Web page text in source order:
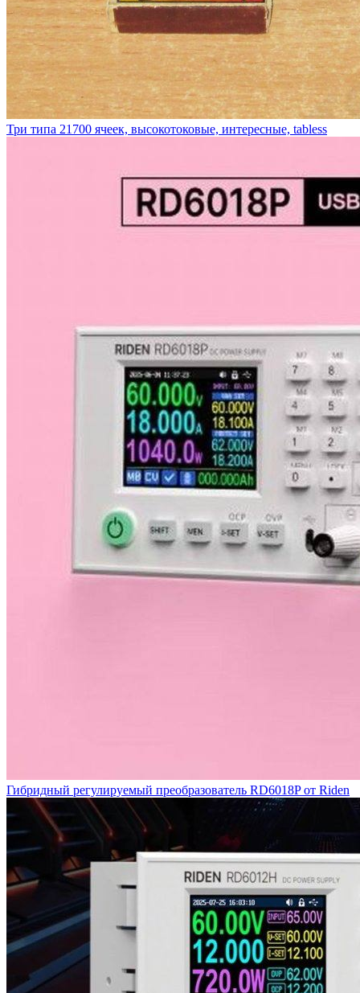
Три типа 21700 ячеек, высокотоковые, интересные, tabless
Гибридный регулируемый преобразователь RD6018P от Riden